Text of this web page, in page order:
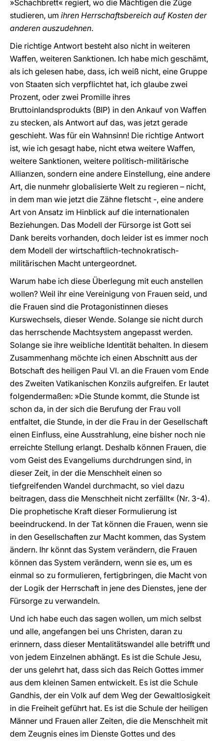
»Schachbrett« regiert, wo die Mächtigen die Züge
studieren, um ihren Herrschaftsbereich auf Kosten der
anderen auszudehnen.
Die richtige Antwort besteht also nicht in weiteren
Waffen, weiteren Sanktionen. Ich habe mich geschämt,
als ich gelesen habe, dass, ich weiß nicht, eine Gruppe
von Staaten sich verpflichtet hat, ich glaube zwei
Prozent, oder zwei Promille ihres
Bruttoinlandsprodukts (BIP) in den Ankauf von Waffen
zu stecken, als Antwort auf das, was jetzt gerade
geschieht. Was für ein Wahnsinn! Die richtige Antwort
ist, wie ich gesagt habe, nicht etwa weitere Waffen,
weitere Sanktionen, weitere politisch-militärische
Allianzen, sondern eine andere Einstellung, eine andere
Art, die nunmehr globalisierte Welt zu regieren – nicht,
in dem man wie jetzt die Zähne fletscht -, eine andere
Art von Ansatz im Hinblick auf die internationalen
Beziehungen. Das Modell der Fürsorge ist Gott sei
Dank bereits vorhanden, doch leider ist es immer noch
dem Modell der wirtschaftlich-technokratisch-
militärischen Macht untergeordnet.
Warum habe ich diese Überlegung mit euch anstellen
wollen? Weil ihr eine Vereinigung von Frauen seid, und
die Frauen sind die Protagonistinnen dieses
Kurswechsels, dieser Wende. Solange sie nicht durch
das herrschende Machtsystem angepasst werden.
Solange sie ihre weibliche Identität behalten. In diesem
Zusammenhang möchte ich einen Abschnitt aus der
Botschaft des heiligen Paul VI. an die Frauen vom Ende
des Zweiten Vatikanischen Konzils aufgreifen. Er lautet
folgendermaßen: »Die Stunde kommt, die Stunde ist
schon da, in der sich die Berufung der Frau voll
entfaltet, die Stunde, in der die Frau in der Gesellschaft
einen Einfluss, eine Ausstrahlung, eine bisher noch nie
erreichte Stellung erlangt. Deshalb können Frauen, die
vom Geist des Evangeliums durchdrungen sind, in
dieser Zeit, in der die Menschheit einen so
tiefgreifenden Wandel durchmacht, so viel dazu
beitragen, dass die Menschheit nicht zerfällt« (Nr. 3-4).
Die prophetische Kraft dieser Formulierung ist
beeindruckend. In der Tat können die Frauen, wenn sie
in den Gesellschaften zur Macht kommen, das System
ändern. Ihr könnt das System verändern, die Frauen
können das System verändern, wenn sie es, um es
einmal so zu formulieren, fertigbringen, die Macht von
der Logik der Herrschaft in jene des Dienstes, jene der
Fürsorge zu verwandeln.
Und ich habe euch das sagen wollen, um mich selbst
und alle, angefangen bei uns Christen, daran zu
erinnern, dass dieser Mentalitätswandel alle betrifft und
von jedem Einzelnen abhängt. Es ist die Schule Jesu,
der uns gelehrt hat, dass sich das Reich Gottes immer
aus dem kleinen Samen entwickelt. Es ist die Schule
Gandhis, der ein Volk auf dem Weg der Gewaltlosigkeit
in die Freiheit geführt hat. Es ist die Schule der heiligen
Männer und Frauen aller Zeiten, die die Menschheit mit
dem Zeugnis eines im Dienste Gottes und des